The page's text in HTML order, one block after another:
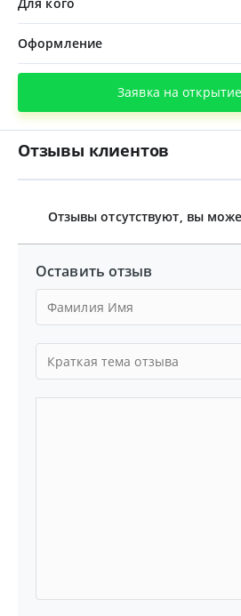
Для кого
Оформление
Заявка на
Отзывы клиентов
Отзывы отсутствуют, вы
Оставить отзыв